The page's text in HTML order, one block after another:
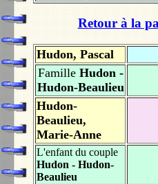
Retour à la
Hudon, Pascal
FamilleHudon -
Hudon-Beaulieu
Hudon-
Beaulieu,
Marie-Anne
L'enfant du couple
Hudon - Hudon-
Beaulieu